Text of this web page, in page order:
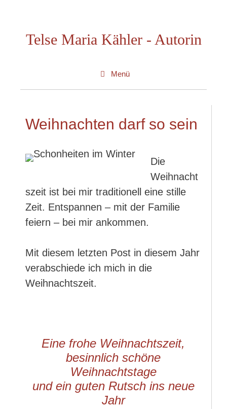
springenTelse Maria Kähler - Autorin
Menü
Weihnachten darf so sein
Die
Weihnacht
szeit ist bei mir traditionell eine stille
Zeit. Entspannen – mit der Familie
feiern – bei mir ankommen.
Mit diesem letzten Post in diesem Jahr
verabschiede ich mich in die
Weihnachtszeit.
Eine frohe Weihnachtszeit,
besinnlich schöne
Weihnachtstage
und ein guten Rutsch ins neue
Jahr